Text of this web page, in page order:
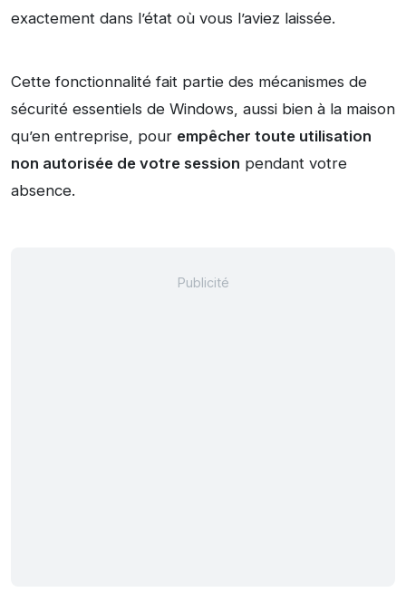
exactement dans l’état où vous l’aviez laissée.
Cette fonctionnalité fait partie des mécanismes de
sécurité essentiels de Windows, aussi bien à la maison
qu’en entreprise, pour empêcher toute utilisation
non autorisée de votre session pendant votre
absence.